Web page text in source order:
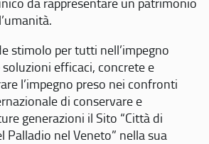
da rappresentare un patrimonio
stimolo per tutti nell’impegno
efficaci, concrete e
l’impegno preso nei confronti
di conservare e
generazioni il Sito “Città di
Palladio nel Veneto” nella sua